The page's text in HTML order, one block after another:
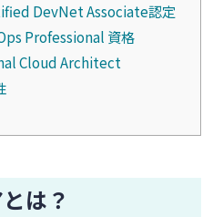
DevNet Associate認定
Professional 資格
Cloud Architect
は？